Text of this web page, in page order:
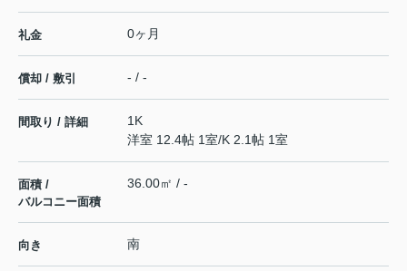
礼金 0ヶ月
償却 / 敷引 - / -
間取り / 詳細
1K
洋室 12.4帖 1室/K 2.1帖 1室
面積 /
バルコニー面積
36.00㎡ / -
向き 南